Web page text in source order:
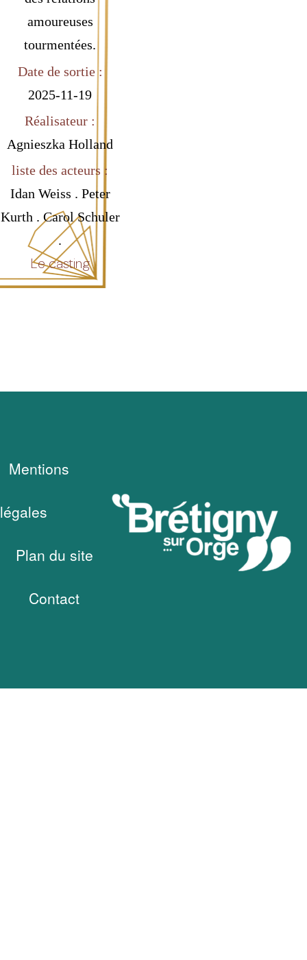
amoureuses
tourmentées.
Date de sortie :
2025-11-19
Réalisateur :
Agnieszka Holland
liste des acteurs :
Idan Weiss . Peter
Kurth . Carol Schuler
.
Le casting
Mentions
légales
Plan du site
Contact